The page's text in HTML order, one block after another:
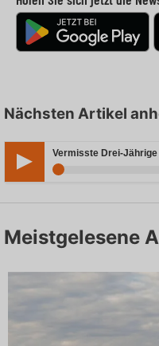
Nächsten Artikel
Vermisste Drei-
Meistgelesene